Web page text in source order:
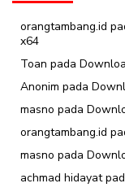
orangtambang.id
x64
Toan pada
Anonim pada
masno pada
orangtambang.id
masno pada
achmad hidayat